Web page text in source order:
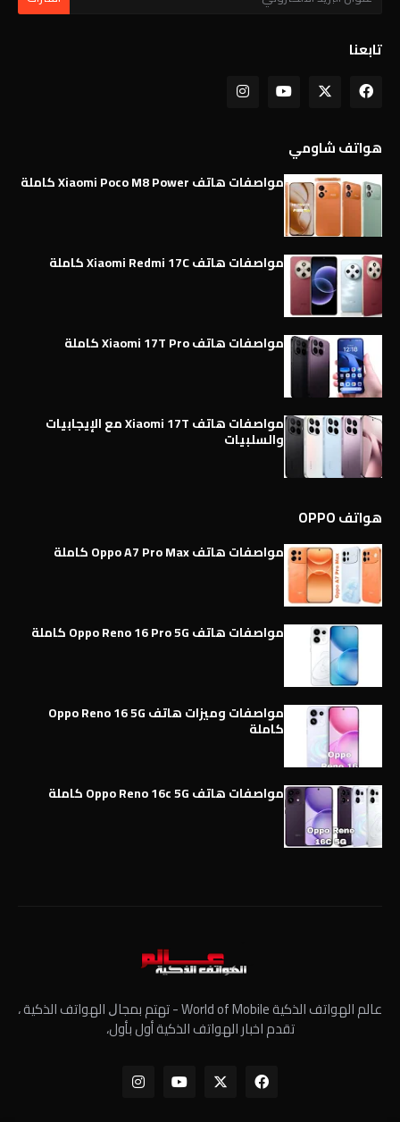
تابعنا
هواتف شاومي
مواصفات هاتف Xiaomi Poco M8 Power كاملة
مواصفات هاتف Xiaomi Redmi 17C كاملة
مواصفات هاتف Xiaomi 17T Pro كاملة
مواصفات هاتف Xiaomi 17T مع الإيجابيات
والسلبيات
هواتف OPPO
مواصفات هاتف Oppo A7 Pro Max كاملة
مواصفات هاتف Oppo Reno 16 Pro 5G كاملة
مواصفات وميزات هاتف Oppo Reno 16 5G
كاملة
مواصفات هاتف Oppo Reno 16c 5G كاملة
عالم الهواتف الذكية World of Mobile - ﺗﻬﺘﻢ ﺑﻤﺠﺎﻝ الهواتف الذكية ،
تقدم اخبار الهواتف الذكية أول بأول،